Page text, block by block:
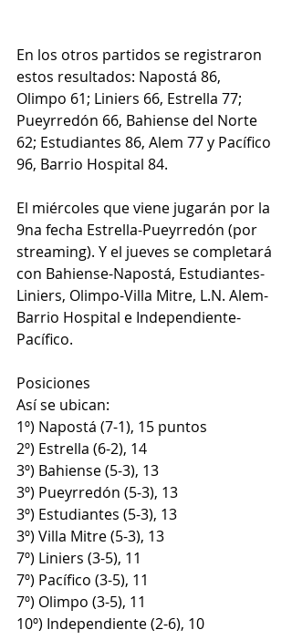
En los otros partidos se registraron
estos resultados: Napostá 86,
Olimpo 61; Liniers 66, Estrella 77;
Pueyrredón 66, Bahiense del Norte
62; Estudiantes 86, Alem 77 y Pacífico
96, Barrio Hospital 84.
El miércoles que viene jugarán por la
9na fecha Estrella-Pueyrredón (por
streaming). Y el jueves se completará
con Bahiense-Napostá, Estudiantes-
Liniers, Olimpo-Villa Mitre, L.N. Alem-
Barrio Hospital e Independiente-
Pacífico.
Posiciones
Así se ubican:
1º) Napostá (7-1), 15 puntos
2º) Estrella (6-2), 14
3º) Bahiense (5-3), 13
3º) Pueyrredón (5-3), 13
3º) Estudiantes (5-3), 13
3º) Villa Mitre (5-3), 13
7º) Liniers (3-5), 11
7º) Pacífico (3-5), 11
7º) Olimpo (3-5), 11
10º) Independiente (2-6), 10